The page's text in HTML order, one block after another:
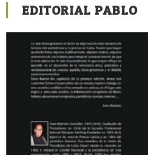
EDITORIAL PABLO